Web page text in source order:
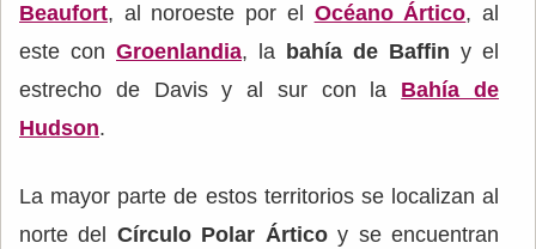
Beaufort, al noroeste por el Océano Ártico, al
este con Groenlandia, la bahía de Baffin y el
estrecho de Davis y al sur con la Bahía de
Hudson.
La mayor parte de estos territorios se localizan al
norte del Círculo Polar Árticoy se encuentran